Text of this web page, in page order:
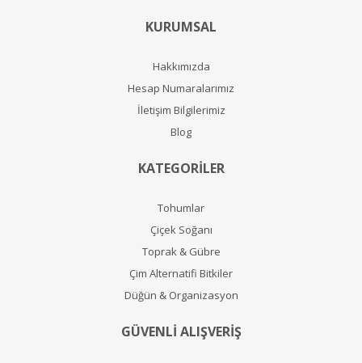
KURUMSAL
Hakkımızda
Hesap Numaralarımız
İletişim Bilgilerimiz
Blog
KATEGORİLER
Tohumlar
Çiçek Soğanı
Toprak & Gübre
Çim Alternatifi Bitkiler
Düğün & Organizasyon
GÜVENLİ ALIŞVERİŞ